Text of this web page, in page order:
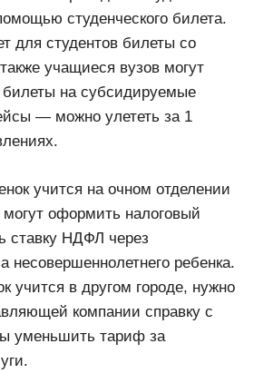
студенческого билета.
для студентов билеты со
учащиеся вузов могут
билеты на субсидируемые
— можно улететь за 1
учится на очном отделении
могут оформить налоговый
ставку НДФЛ через
несовершеннолетнего ребенка.
учится в другом городе, нужно
компании справку с
уменьшить тариф за